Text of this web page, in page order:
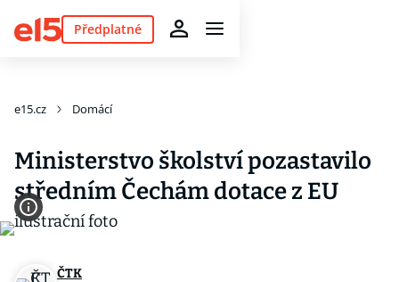
Předplatné
e15.cz Domácí
Ministerstvo školství pozastavilo
středním Čechám dotace z EU
ČTK